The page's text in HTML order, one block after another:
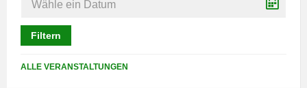
Filtern
ALLE VERANSTALTUNGEN